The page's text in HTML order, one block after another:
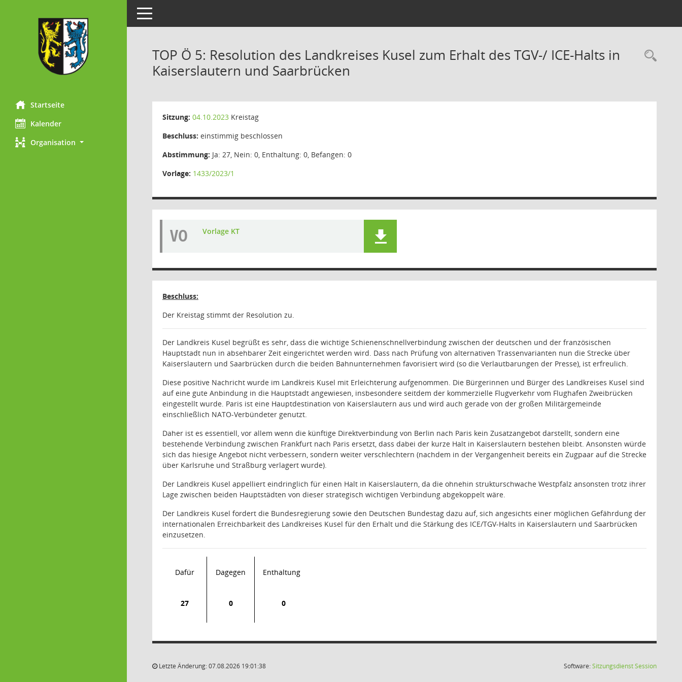
Startseite
Kalender
Organisation
Toggle navigation
TOP Ö 5: Resolution des Landkreises Kusel zum Erhalt des TGV-/ ICE-Halts in
Kaiserslautern und Saarbrücken
Sitzung: 04.10.2023 Kreistag
Beschluss: einstimmig beschlossen
Abstimmung: Ja: 27, Nein: 0, Enthaltung: 0, Befangen: 0
Vorlage: 1433/2023/1
VO Vorlage KT
Beschluss:
Der Kreistag stimmt der Resolution zu.
Der Landkreis Kusel begrüßt es sehr, dass die wichtige Schienenschnellverbindung zwischen der deutschen und der französischen
Hauptstadt nun in absehbarer Zeit eingerichtet werden wird. Dass nach Prüfung von alternativen Trassenvarianten nun die Strecke über
Kaiserslautern und Saarbrücken durch die beiden Bahnunternehmen favorisiert wird (so die Verlautbarungen der Presse), ist erfreulich.
Diese positive Nachricht wurde im Landkreis Kusel mit Erleichterung aufgenommen. Die Bürgerinnen und Bürger des Landkreises Kusel sind
auf eine gute Anbindung in die Hauptstadt angewiesen, insbesondere seitdem der kommerzielle Flugverkehr vom Flughafen Zweibrücken
eingestellt wurde. Paris ist eine Hauptdestination von Kaiserslautern aus und wird auch gerade von der großen Militärgemeinde
einschließlich NATO-Verbündeter genutzt.
Daher ist es essentiell, vor allem wenn die künftige Direktverbindung von Berlin nach Paris kein Zusatzangebot darstellt, sondern eine
bestehende Verbindung zwischen Frankfurt nach Paris ersetzt, dass dabei der kurze Halt in Kaiserslautern bestehen bleibt. Ansonsten würde
sich das hiesige Angebot nicht verbessern, sondern weiter verschlechtern (nachdem in der Vergangenheit bereits ein Zugpaar auf die Strecke
über Karlsruhe und Straßburg verlagert wurde).
Der Landkreis Kusel appelliert eindringlich für einen Halt in Kaiserslautern, da die ohnehin strukturschwache Westpfalz ansonsten trotz ihrer
Lage zwischen beiden Hauptstädten von dieser strategisch wichtigen Verbindung abgekoppelt wäre.
Der Landkreis Kusel fordert die Bundesregierung sowie den Deutschen Bundestag dazu auf, sich angesichts einer möglichen Gefährdung der
internationalen Erreichbarkeit des Landkreises Kusel für den Erhalt und die Stärkung des ICE/TGV-Halts in Kaiserslautern und Saarbrücken
einzusetzen.
Dafür Dagegen Enthaltung
27 0 0
Letzte Änderung: 07.08.2026 19:01:38 Software:SitzungsdienstSession(Wird in